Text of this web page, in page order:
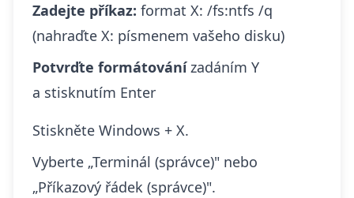
Zadejte příkaz: format X: /fs:ntfs /q
(nahraďte X: písmenem vašeho disku)
Potvrďte formátovánízadáním Y
a stisknutím Enter
Stiskněte Windows + X.
Vyberte „Terminál (správce)" nebo
„Příkazový řádek (správce)".